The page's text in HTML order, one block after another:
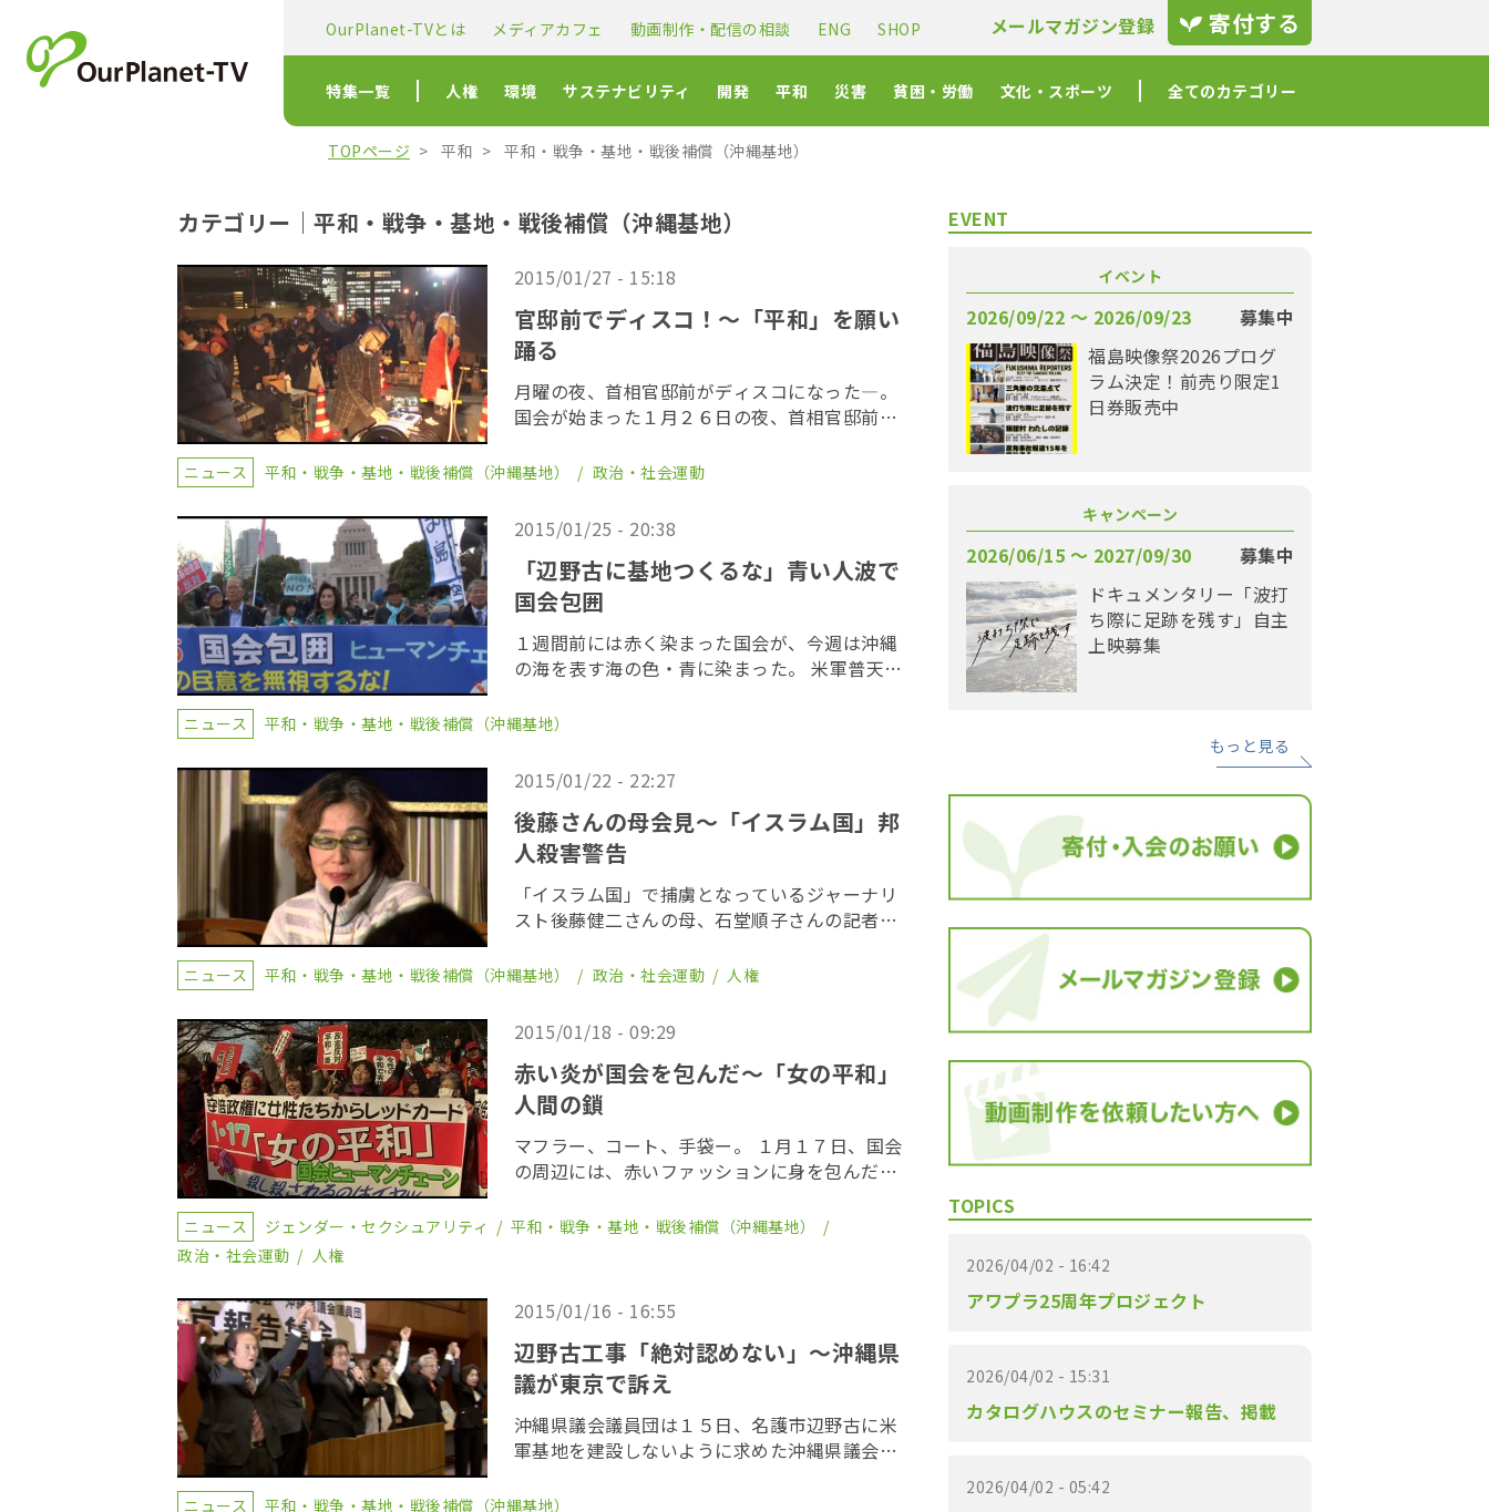
OurPlanet-TVとは メディアカフェ 動画制作・配信の相談 ENG SHOP メールマガジン登録 寄付する
特集一覧 人権 環境 サステナビリティ 開発 平和 災害 貧困・労働 文化・スポーツ 全てのカテゴリー
TOPページ 平和 平和・戦争・基地・戦後補償（沖縄基地）
カテゴリー｜平和・戦争・基地・戦後補償（沖縄基地）
2015/01/27 - 15:18
官邸前でディスコ！〜「平和」を願い
踊る
月曜の夜、首相官邸前がディスコになった―。
国会が始まった１月２６日の夜、首相官邸前に
り響く中、約２００人が平和を願い踊った。
なく […]
ニュース 平和・戦争・基地・戦後補償（沖縄基地） 政治・社会運動
2015/01/25 - 20:38
「辺野古に基地つくるな」青い人波で
国会包囲
１週間前には赤く染まった国会が、今週は沖縄
の海を表す海の色・青に染まった。 米軍普天間
い上着や帽子、マフラーを身につけて国会を囲
日、行わ […]
ニュース 平和・戦争・基地・戦後補償（沖縄基地）
2015/01/22 - 22:27
後藤さんの母会見〜「イスラム国」邦
人殺害警告
「イスラム国」で捕虜となっているジャーナリ
スト後藤健二さんの母、石堂順子さんの記者会
た。 石堂順子さんの声明 「私は石堂順子と
です。 […]
ニュース 平和・戦争・基地・戦後補償（沖縄基地） 政治・社会運動 人権
2015/01/18 - 09:29
赤い炎が国会を包んだ〜「女の平和」
人間の鎖
マフラー、コート、手袋ー。 １月１７日、国会
の周辺には、赤いファッションに身を包んだ女
た。集団的自衛権行使容認や改憲に反対する女
ニュース ジェンダー・セクシュアリティ
平和・戦争・基地・戦後補償（沖縄基地）
政治・社会運動
人権
2015/01/16 - 16:55
辺野古工事「絶対認めない」〜沖縄県
議が東京で訴え
沖縄県議会議員団は１５日、名護市辺野古に米
軍基地を建設しないように求めた沖縄県議会の
に提出した。提出後、県議らは東京・御茶ノ水
ニュース 平和・戦争・基地・戦後補償（沖縄基地）
EVENT
イベント
2026/09/22 〜 2026/09/23
募集中
福島映像祭2026プログ
ラム決定！前売り限定1
日券販売中
キャンペーン
2026/06/15 〜 2027/09/30
募集中
ドキュメンタリー「波打
ち際に足跡を残す」自主
上映募集
もっと見る
TOPICS
2026/04/02 - 16:42
アワプラ25周年プロジェクト
2026/04/02 - 15:31
カタログハウスのセミナー報告、掲載
2026/04/02 - 05:42